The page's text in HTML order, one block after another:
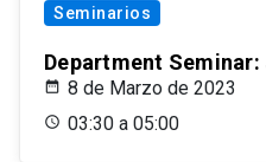
Seminarios
Department Seminar:
8 de Marzo de 2023
03:30 a 05:00